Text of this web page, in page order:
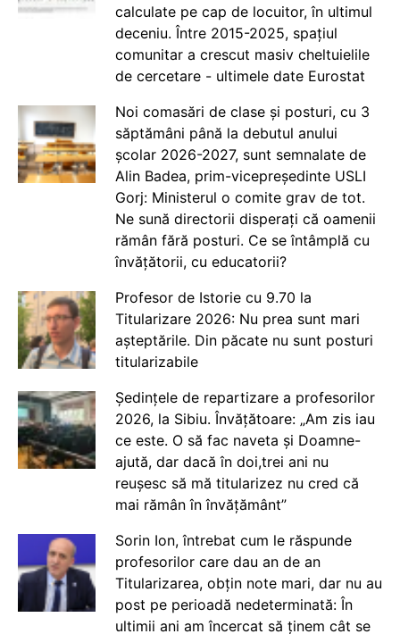
calculate pe cap de locuitor, în ultimul
deceniu. Între 2015-2025, spațiul
comunitar a crescut masiv cheltuielile
de cercetare - ultimele date Eurostat
Noi comasări de clase și posturi, cu 3
săptămâni până la debutul anului
școlar 2026-2027, sunt semnalate de
Alin Badea, prim-vicepreședinte USLI
Gorj: Ministerul o comite grav de tot.
Ne sună directorii disperați că oamenii
rămân fără posturi. Ce se întâmplă cu
învățătorii, cu educatorii?
Profesor de Istorie cu 9.70 la
Titularizare 2026: Nu prea sunt mari
așteptările. Din păcate nu sunt posturi
titularizabile
Ședințele de repartizare a profesorilor
2026, la Sibiu. Învățătoare: „Am zis iau
ce este. O să fac naveta și Doamne-
ajută, dar dacă în doi,trei ani nu
reușesc să mă titularizez nu cred că
mai rămân în învățământ”
Sorin Ion, întrebat cum le răspunde
profesorilor care dau an de an
Titularizarea, obțin note mari, dar nu au
post pe perioadă nedeterminată: În
ultimii ani am încercat să ținem cât se